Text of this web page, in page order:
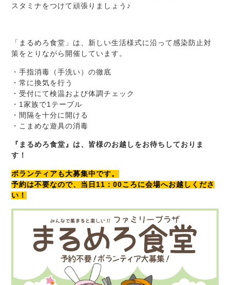
スタミナをつけて頑張りましょう♪
「まるめろ食堂」は、新しい生活様式に沿って感染防止対
策をとりながら開催しています。
・手指消毒（手洗い）の徹底
・常に換気を行う
・受付にて検温および体調チェック
・1家族で1テーブル
・間隔を十分に開ける
・こまめな遊具の消毒
『まるめろ食堂』は、皆様のお越しをお待ちしておりま
す！
ボランティアも大募集中です。
予約は不要なので、当日11：00ころに会場へお越しくださ
い！